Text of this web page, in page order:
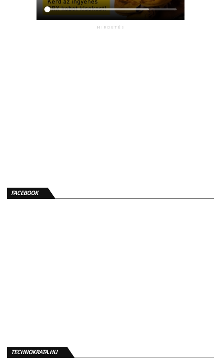
HIRDETÉS
FACEBOOK
TECHNOKRATA.HU